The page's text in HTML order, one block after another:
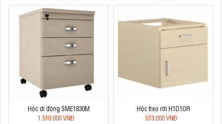
Hộc di động SME1830M
1.510.000 VNĐ
Hộc treo rời H1D1OR
513.000 VNĐ